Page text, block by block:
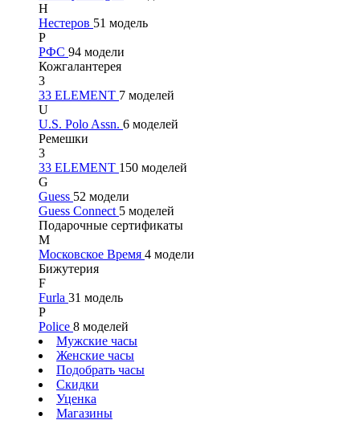
Н
Нестеров 51 модель
Р
РФС 94 модели
Кожгалантерея
3
33 ELEMENT 7 моделей
U
U.S. Polo Assn. 6 моделей
Ремешки
3
33 ELEMENT 150 моделей
G
Guess 52 модели
Guess Connect 5 моделей
Подарочные сертификаты
М
Московское Время 4 модели
Бижутерия
F
Furla 31 модель
P
Police 8 моделей
Мужские часы
Женские часы
Подобрать часы
Скидки
Уценка
Магазины